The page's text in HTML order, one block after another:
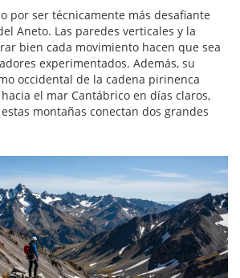
por ser técnicamente más desafiante
Aneto. Las paredes verticales y la
bien cada movimiento hacen que sea
experimentados. Además, su
occidental de la cadena pirinenca
el mar Cantábrico en días claros,
montañas conectan dos grandes